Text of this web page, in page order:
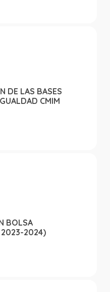
DE LAS BASES
CMIM
BOLSA
2023-2024)